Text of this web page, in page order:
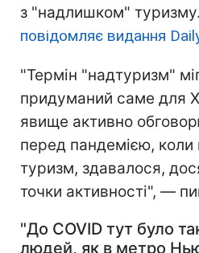
з "надлишком"
повідомляє видання
"Термін "надтуризм"
придуманий саме для
явище активно
перед пандемією, коли
туризм, здавалося,
точки активності", —
"До COVID тут було
людей, як в метро